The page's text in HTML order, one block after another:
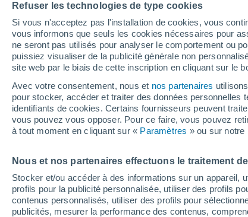
Refuser les technologies de type cookies
Si vous n'acceptez pas l'installation de cookies, vous
vous informons que seuls les cookies nécessaires pour
ne seront pas utilisés pour analyser le comportement ou
puissiez visualiser de la publicité générale non
site web par le biais de cette inscription en cliquant sur le
Avec votre consentement, nous et nos partenaires
pour stocker, accéder et traiter des données
identifiants de cookies. Certains fournisseurs peuvent
vous pouvez vous opposer. Pour ce faire, vous pouvez
à tout moment en cliquant sur « Paramètres » ou sur notre
Nous et nos partenaires effectuons le traitement
Stocker et/ou accéder à des informations sur un appareil,
profils pour la publicité personnalisée, utiliser des profils
contenus personnalisés, utiliser des profils pour
publicités, mesurer la performance des contenus,